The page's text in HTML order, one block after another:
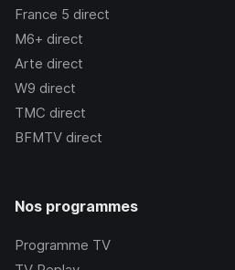
France 5 direct
M6+ direct
Arte direct
W9 direct
TMC direct
BFMTV direct
Nos programmes
Programme TV